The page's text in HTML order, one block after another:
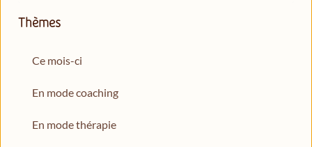
Thèmes
Ce mois-ci
En mode coaching
En mode thérapie